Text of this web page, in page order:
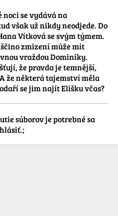
noci se vydává na
však už nikdy neodjede. Do
Vítková se svým týmem.
zmizení může mít
vraždou Dominiky.
že pravda je temnější,
že některá tajemství měla
se jim najít Elišku včas?
súborov je potrebné sa